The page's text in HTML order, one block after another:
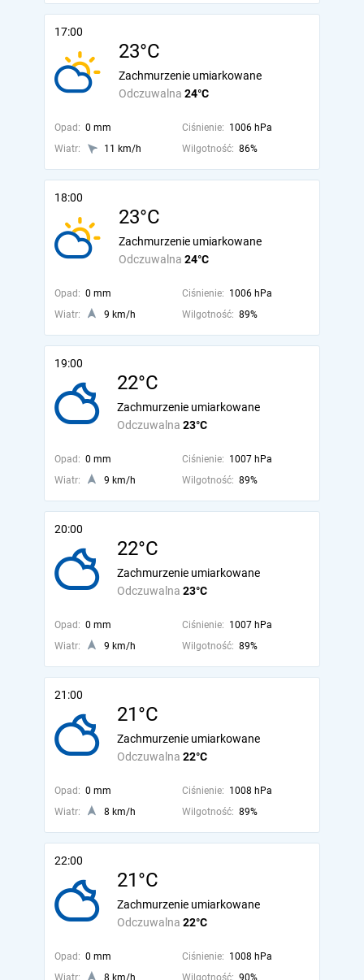
17:00
23°C
Odczuwalna 24°C
Zachmurzenie umiarkowane
Opad: 0 mm Ciśnienie: 1006 hPa
Wiatr:
11 km/h Wilgotność: 86%
18:00
23°C
Odczuwalna 24°C
Zachmurzenie umiarkowane
Opad: 0 mm Ciśnienie: 1006 hPa
Wiatr:
9 km/h Wilgotność: 89%
19:00
22°C
Odczuwalna 23°C
Zachmurzenie umiarkowane
Opad: 0 mm Ciśnienie: 1007 hPa
Wiatr:
9 km/h Wilgotność: 89%
20:00
22°C
Odczuwalna 23°C
Zachmurzenie umiarkowane
Opad: 0 mm Ciśnienie: 1007 hPa
Wiatr:
9 km/h Wilgotność: 89%
21:00
21°C
Odczuwalna 22°C
Zachmurzenie umiarkowane
Opad: 0 mm Ciśnienie: 1008 hPa
Wiatr:
8 km/h Wilgotność: 89%
22:00
21°C
Odczuwalna 22°C
Zachmurzenie umiarkowane
Opad: 0 mm Ciśnienie: 1008 hPa
Wiatr:
8 km/h Wilgotność: 90%